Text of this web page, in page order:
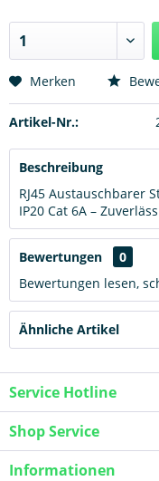
Merken
Artikel-Nr.:
Beschreibung
RJ45 Austauschbarer
IP20 Cat 6A –
Bewertungen
0
Bewertungen lesen,
Ähnliche Artikel
Service Hotline
Shop Service
Informationen